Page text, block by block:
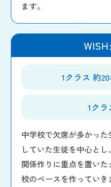
ます。
1クラス 約
1ク
中学校で欠席が多かっ
していた生徒を中心と
関係作りに重点を置い
校のペースを作ってい